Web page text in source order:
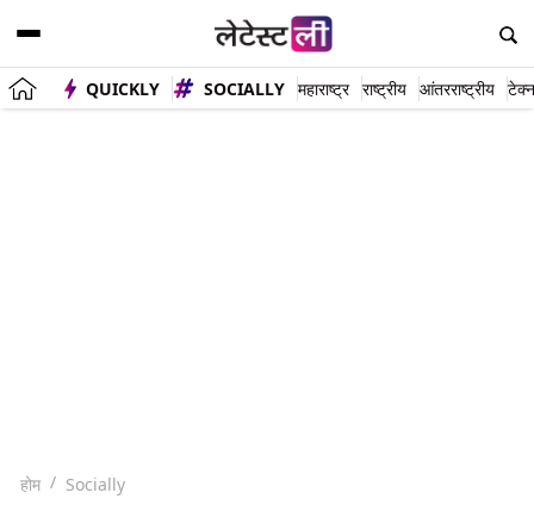
QUICKLY SOCIALLY महाराष्ट्र राष्ट्रीय आंतरराष्ट्रीय
होम Socially